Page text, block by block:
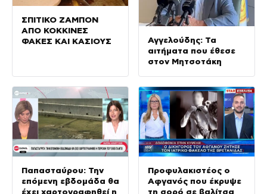
ΣΠΙΤΙΚΟ ΖΑΜΠΟΝ
ΑΠΟ ΚΟΚΚΙΝΕΣ
ΦΑΚΕΣ ΚΑΙ ΚΑΣΙΟΥΣ
Αγγελούδης: Τα
αιτήματα που έθεσε
στον Μητσοτάκη
Παπασταύρου: Την
επόμενη εβδομάδα θα
έχει χαρτογραφηθεί η
Προφυλακιστέος ο
Αφγανός που έκρυψε
τη σορό σε βαλίτσα